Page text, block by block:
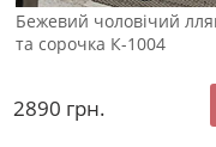
Бежевий чоловічий
та сорочка К-1004
2890 грн.